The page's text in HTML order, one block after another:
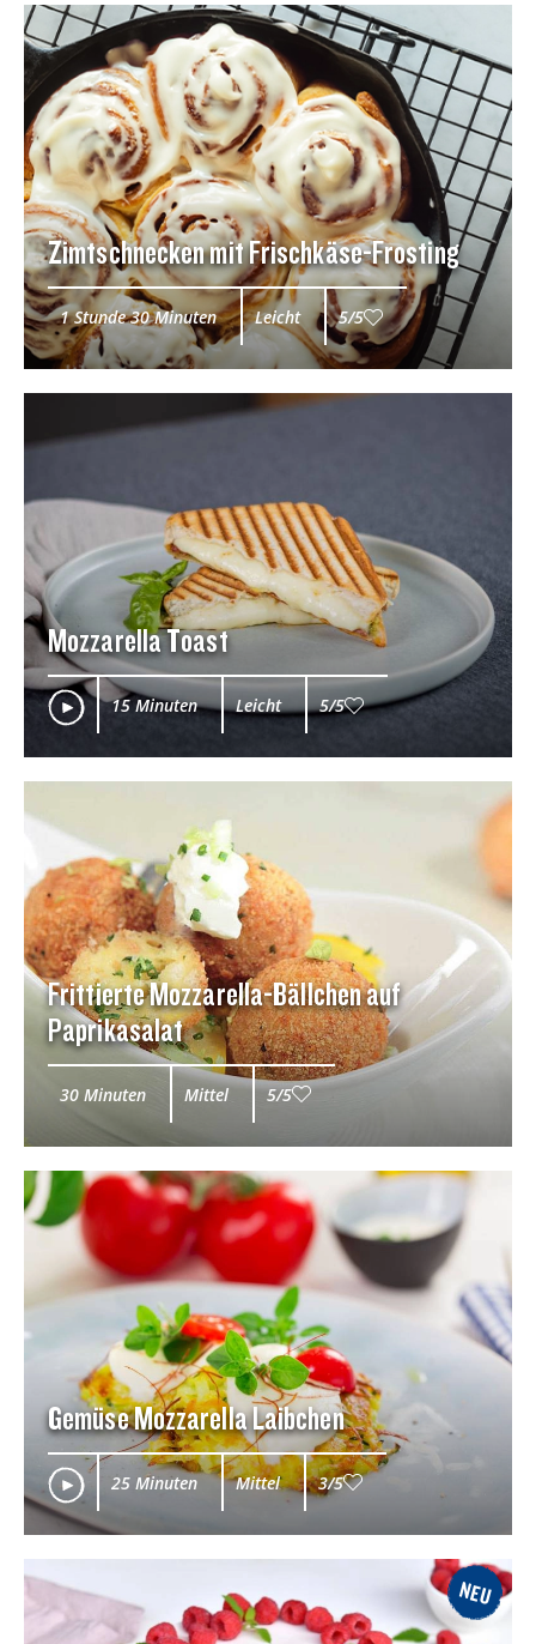
Zimtschnecken mit Frischkäse-Frosting
1 Stunde 30 Minuten Leicht 5/5
Mozzarella Toast
15 Minuten Leicht 5/5
Frittierte Mozzarella-Bällchen auf
Paprikasalat
30 Minuten Mittel 5/5
Gemüse Mozzarella Laibchen
25 Minuten Mittel 3/5
NEU